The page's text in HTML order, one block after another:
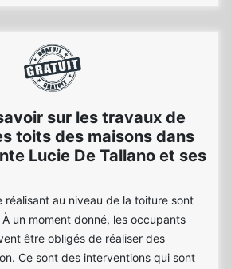
sur les travaux de
toits des maisons dans
Lucie De Tallano et ses
réalisant au niveau de la toiture sont
un moment donné, les occupants
être obligés de réaliser des
Ce sont des interventions qui sont